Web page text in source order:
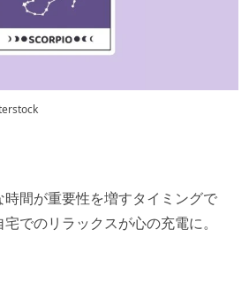
間が重要性を増すタイミングで
でのリラックスが心の充電に。​